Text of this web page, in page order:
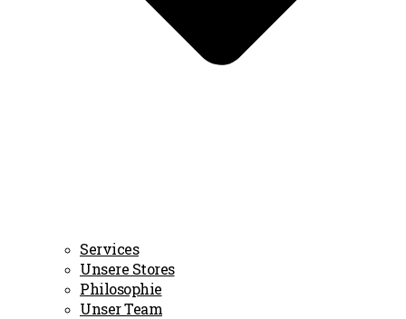
Services
Unsere Stores
Philosophie
Unser Team